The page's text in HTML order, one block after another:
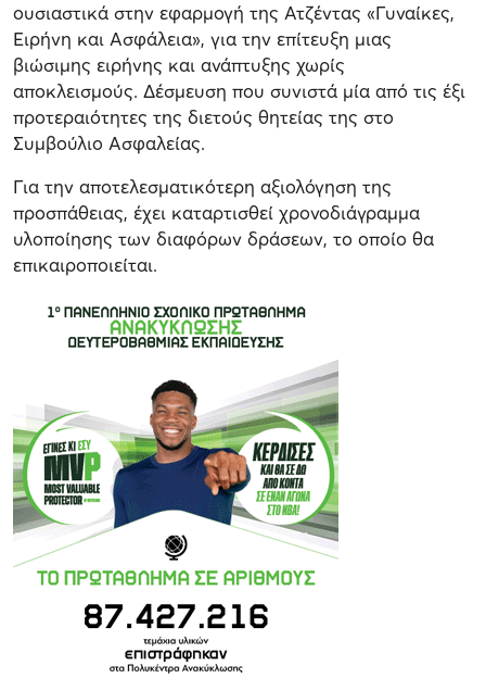
ουσιαστικά στην εφαρμογή της Ατζέντας «Γυναίκες,
Ειρήνη και Ασφάλεια», για την επίτευξη μιας
βιώσιμης ειρήνης και ανάπτυξης χωρίς
αποκλεισμούς. Δέσμευση που συνιστά μία από τις έξι
προτεραιότητες της διετούς θητείας της στο
Συμβούλιο Ασφαλείας.
Για την αποτελεσματικότερη αξιολόγηση της
προσπάθειας, έχει καταρτισθεί χρονοδιάγραμμα
υλοποίησης των διαφόρων δράσεων, το οποίο θα
επικαιροποιείται.